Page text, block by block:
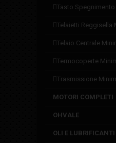
tasto spegnimento
telaietti reggisella
telaio centrale
termocoperte
trasmissione
MOTORI COMPLETI
OHVALE
OLI E LUBRIFICANTI